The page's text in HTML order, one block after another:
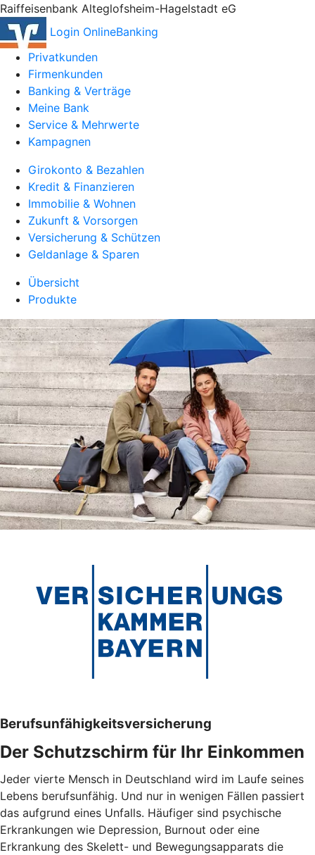
Raiffeisenbank Alteglofsheim-Hagelstadt eG
Login OnlineBanking
Privatkunden
Firmenkunden
Banking & Verträge
Meine Bank
Service & Mehrwerte
Kampagnen
Girokonto & Bezahlen
Kredit & Finanzieren
Immobilie & Wohnen
Zukunft & Vorsorgen
Versicherung & Schützen
Geldanlage & Sparen
Übersicht
Produkte
Berufsunfähigkeitsversicherung
Der Schutzschirm für Ihr Einkommen
Jeder vierte Mensch in Deutschland wird im Laufe seines
Lebens berufsunfähig. Und nur in wenigen Fällen passiert
das aufgrund eines Unfalls. Häufiger sind psychische
Erkrankungen wie Depression, Burnout oder eine
Erkrankung des Skelett- und Bewegungsapparats die